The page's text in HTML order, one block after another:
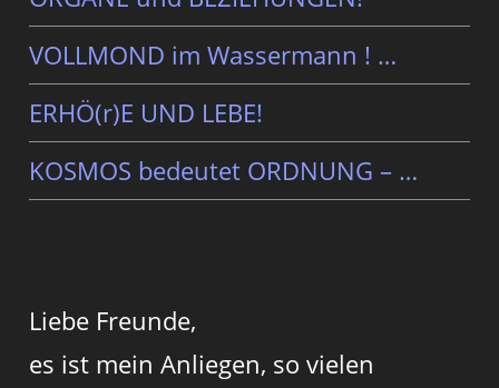
VOLLMOND im Wassermann ! …
ERHÖ(r)E UND LEBE!
KOSMOS bedeutet ORDNUNG – …
Liebe Freunde,
es ist mein Anliegen, so vielen